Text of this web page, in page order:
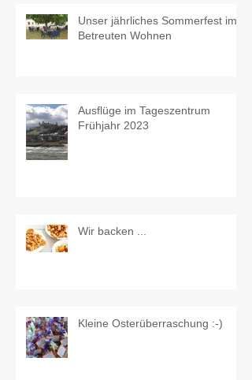
Unser jährliches Sommerfest im
Betreuten Wohnen
Ausflüge im Tageszentrum
Frühjahr 2023
Wir backen ...
Kleine Osterüberraschung :-)